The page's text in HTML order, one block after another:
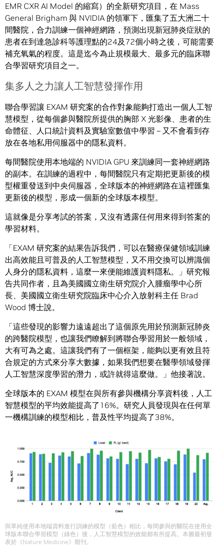
EMR CXR AI Model 的縮寫）的全新研究項目，在 Mass
General Brigham 與 NVIDIA 的領軍下，匯集了五大洲二十
間醫院，合力訓練一個神經網路，預測出現新冠肺炎症狀的
患者在到達急診科等護理點的24及72個小時之後，可能需要
補充氧氣的程度。這是迄今為止規模最大、最多元的臨床聯
合學習研究項目之一。
集多人之力讓人工智慧發揮作用
聯合學習讓 EXAM 研究案的合作對象能夠打造出一個人工智
慧模型，從每個參與醫院所提供的胸部 X 光影像、患者的生
命體征、人口統計資料及實驗室數值中學習 – 又不會看到存
放在各地私用伺服器中的隱私資料。
每間醫院使用本地端的 NVIDIA GPU 來訓練同一套神經網路
的副本。在訓練的過程中，每間醫院只有定期把更新後的模
型權重發送到中央伺服器，全球版本的神經網路在這裡匯集
更新後的模型，形成一個新的全球版本模型。
這就像是分享考試的答案，又沒有透露任何用來得到答案的
學習材料。
「EXAM 研究案的結果告訴我們，可以在醫療保健領域訓練
出高效能且可普及的人工智慧模型，又不用交換可以辨識個
人身分的隱私資料，這麼一來便能維護資料隱私。」研究報
告共同作者，且為美國國立衛生研究院介入腫瘤學中心所
長、美國國立衛生研究院臨床中心介入放射科主任 Brad
Wood 博士說。
「這些發現的影響力遠遠超出了這個原先用於預測新冠肺炎
的跨醫院模型，也讓我們瞭解到將聯合學習用於一般領域，
大有可為之處。這讓我們有了一個框架，能夠以更有效且符
合規定的方式來分享大數據，如果我們想要在醫學領域發揮
人工智慧深度學習的潛力，或許就得這麼做。」他接著說。
全球版本的 EXAM 模型在與所有參與機構分享資料後，人工
智慧模型的平均效能提高了16%。研究人員發現與在任何單
一機構訓練的模型相比，普及性平均提高了38%。
與單純使用本地端資料進行訓練的模型（藍色）相比，每間參與的醫院在使用全
球版本聯合學習模型（綠色）後，人工智慧模型的效能都有所提高。本圖最初發
表於《Nature Medicine》期刊。